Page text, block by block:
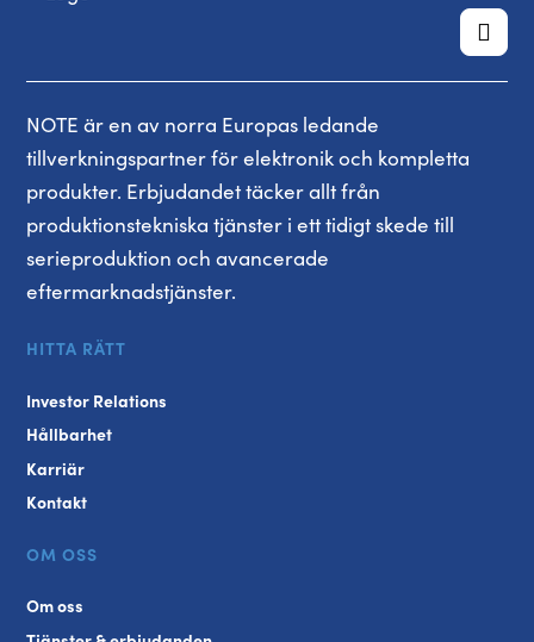
NOTE är en av norra Europas ledande
tillverkningspartner för elektronik och kompletta
produkter. Erbjudandet täcker allt från
produktionstekniska tjänster i ett tidigt skede till
serieproduktion och avancerade
eftermarknadstjänster.
HITTA RÄTT
Investor Relations
Hållbarhet
Karriär
Kontakt
OM OSS
Om oss